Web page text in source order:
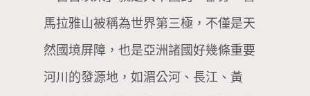
馬拉雅山被稱為世界第三極，不僅是天
然國境屏障，也是亞洲諸國好幾條重要
河川的發源地，如湄公河、長江、黃